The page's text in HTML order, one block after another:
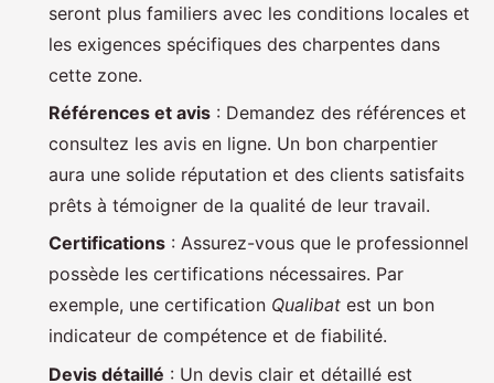
seront plus familiers avec les conditions locales et
les exigences spécifiques des charpentes dans
cette zone.
Références et avis : Demandez des références et
consultez les avis en ligne. Un bon charpentier
aura une solide réputation et des clients satisfaits
prêts à témoigner de la qualité de leur travail.
Certifications : Assurez-vous que le professionnel
possède les certifications nécessaires. Par
exemple, une certification Qualibat est un bon
indicateur de compétence et de fiabilité.
Devis détaillé : Un devis clair et détaillé est